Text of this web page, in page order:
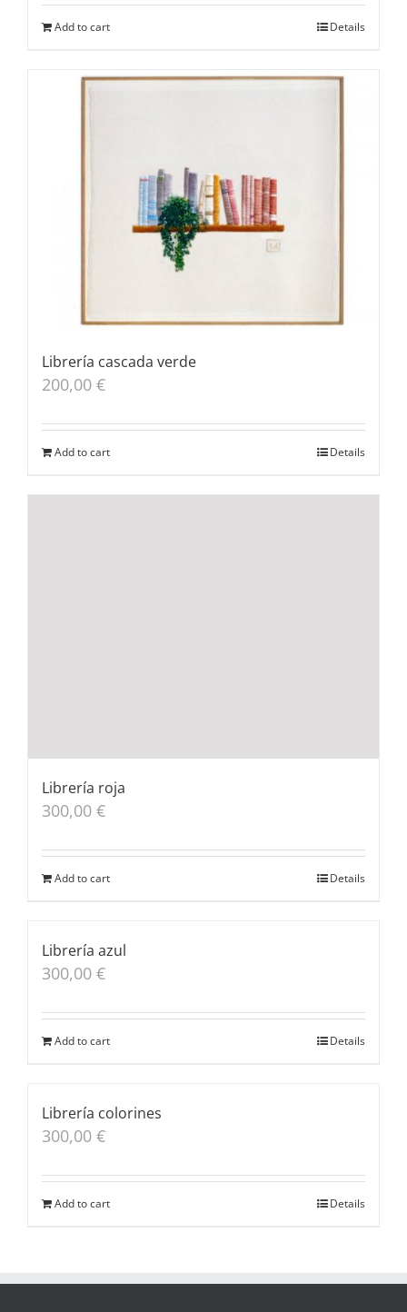
Add to cart Details
Librería cascada verde
200,00 €
Add to cart Details
Librería roja
300,00 €
Add to cart Details
Librería azul
300,00 €
Add to cart Details
Librería colorines
300,00 €
Add to cart Details